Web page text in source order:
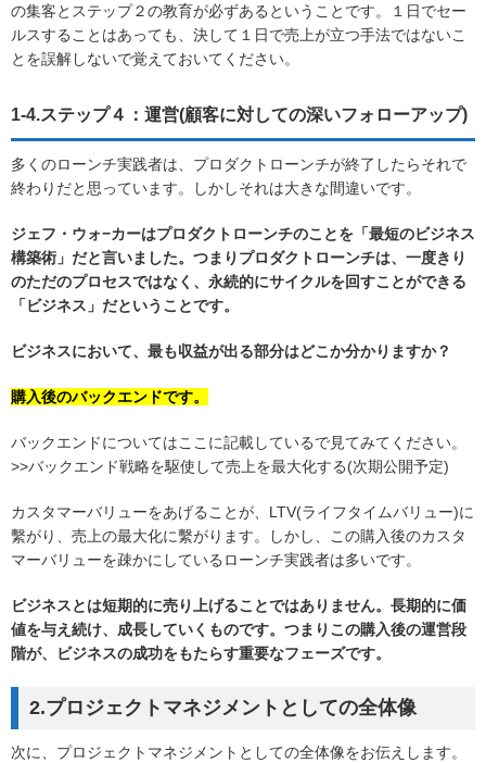
の集客とステップ２の教育が必ずあるということです。１日でセー
ルスすることはあっても、決して１日で売上が立つ手法ではないこ
とを誤解しないで覚えておいてください。
1-4.ステップ４：運営(顧客に対しての深いフォローアップ)
多くのローンチ実践者は、プロダクトローンチが終了したらそれで
終わりだと思っています。しかしそれは大きな間違いです。
ジェフ・ウォ−カーはプロダクトローンチのことを「最短のビジネス
構築術」だと言いました。つまりプロダクトローンチは、一度きり
のただのプロセスではなく、永続的にサイクルを回すことができる
「ビジネス」だということです。
ビジネスにおいて、最も収益が出る部分はどこか分かりますか？
購入後のバックエンドです。
バックエンドについてはここに記載しているで見てみてください。
>>バックエンド戦略を駆使して売上を最大化する(次期公開予定)
カスタマーバリューをあげることが、LTV(ライフタイムバリュー)に
繫がり、売上の最大化に繫がります。しかし、この購入後のカスタ
マーバリューを疎かにしているローンチ実践者は多いです。
ビジネスとは短期的に売り上げることではありません。長期的に価
値を与え続け、成長していくものです。つまりこの購入後の運営段
階が、ビジネスの成功をもたらす重要なフェーズです。
2.プロジェクトマネジメントとしての全体像
次に、プロジェクトマネジメントとしての全体像をお伝えします。